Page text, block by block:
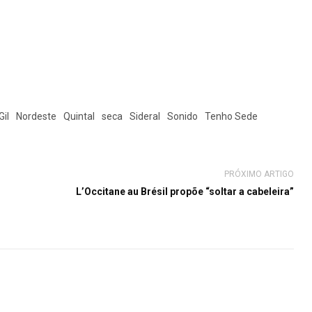
Nordeste Quintal seca Sideral Sonido Tenho Sede
PRÓXIMO ARTIGO
L’Occitane au Brésil propõe “soltar a cabeleira”